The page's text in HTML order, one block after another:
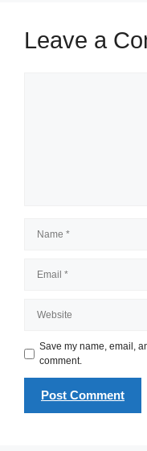
Leave a
Save my name, email,
comment.